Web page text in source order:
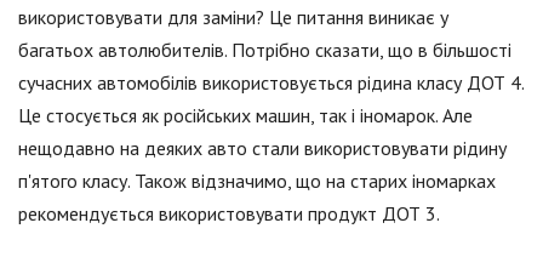
використовувати для заміни? Це питання виникає у
багатьох автолюбителів. Потрібно сказати, що в більшості
сучасних автомобілів використовується рідина класу ДОТ 4.
Це стосується як російських машин, так і іномарок. Але
нещодавно на деяких авто стали використовувати рідину
п'ятого класу. Також відзначимо, що на старих іномарках
рекомендується використовувати продукт ДОТ 3.